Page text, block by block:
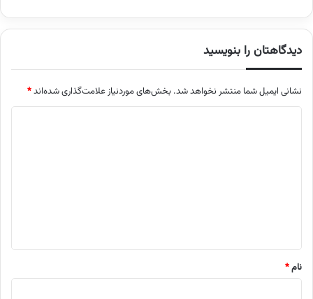
دیدگاهتان را بنویسید
نشانی ایمیل شما منتشر نخواهد شد. بخش‌های موردنیاز علامت‌گذاری شده‌اند*
نام*